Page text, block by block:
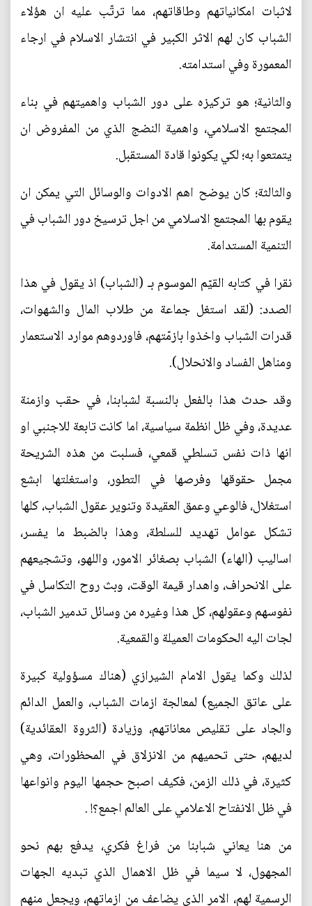
لاثبات امكانياتهم وطاقاتهم، مما ترتّب عليه ان هؤلاء
الشباب كان لهم الاثر الكبير في انتشار الاسلام في ارجاء
المعمورة وفي استدامته.
والثانية؛ هو تركيزه على دور الشباب واهميتهم في بناء
المجتمع الاسلامي، واهمية النضج الذي من المفروض ان
يتمتعوا به؛ لكي يكونوا قادة المستقبل.
والثالثة؛ كان يوضح اهم الادوات والوسائل التي يمكن ان
يقوم بها المجتمع الاسلامي من اجل ترسيخ دور الشباب في
التنمية المستدامة.
نقرا في كتابه القيّم الموسوم بـ (الشباب) اذ يقول في هذا
الصدد: (لقد استغل جماعة من طلاب المال والشهوات،
قدرات الشباب واخذوا بازمّتهم، فاوردوهم موارد الاستعمار
ومناهل الفساد والانحلال).
وقد حدث هذا بالفعل بالنسبة لشبابنا، في حقب وازمنة
عديدة، وفي ظل انظمة سياسية، اما كانت تابعة للاجنبي او
انها ذات نفس تسلطي قمعي، فسلبت من هذه الشريحة
مجمل حقوقها وفرصها في التطور، واستغلتها ابشع
استغلال، فالوعي وعمق العقيدة وتنوير عقول الشباب، كلها
تشكل عوامل تهديد للسلطة، وهذا بالضبط ما يفسر،
اساليب (الهاء) الشباب بصغائر الامور، واللهو، وتشجيعهم
على الانحراف، واهدار قيمة الوقت، وبث روح التكاسل في
نفوسهم وعقولهم، كل هذا وغيره من وسائل تدمير الشباب،
لجات اليه الحكومات العميلة والقمعية.
لذلك وكما يقول الامام الشيرازي (هناك مسؤولية كبيرة
على عاتق الجميع) لمعالجة ازمات الشباب، والعمل الدائم
والجاد على تقليص معاناتهم، وزيادة (الثروة العقائدية)
لديهم، حتى تحميهم من الانزلاق في المحظورات، وهي
كثيرة، في ذلك الزمن، فكيف اصبح حجمها اليوم وانواعها
في ظل الانفتاح الاعلامي على العالم اجمع؟! .
من هنا يعاني شبابنا من فراغ فكري، يدفع بهم نحو
المجهول، لا سيما في ظل الاهمال الذي تبديه الجهات
الرسمية لهم، الامر الذي يضاعف من ازماتهم، ويجعل منهم